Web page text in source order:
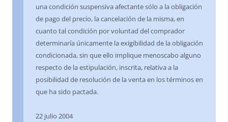
una condición suspensiva afectante sólo a la obligación
de pago del precio, la cancelación de la misma, en
cuanto tal condición por voluntad del comprador
determinaría únicamente la exigibilidad de la obligación
condicionada, sin que ello implique menoscabo alguno
respecto de la estipulación, inscrita, relativa a la
posibilidad de resolución de la venta en los términos en
que ha sido pactada.
22 julio 2004